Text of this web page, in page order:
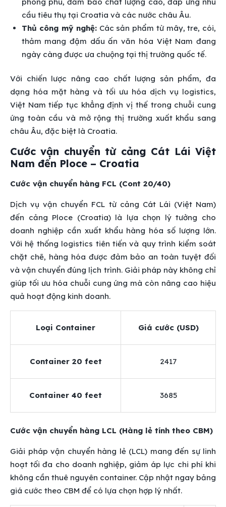
cầu tiêu thụ tại Croatia và các nước châu Âu.
Thủ công mỹ nghệ:Các sản phẩm từ mây, tre, cói,
thảm mang đậm dấu ấn văn hóa Việt Nam đang
ngày càng được ưa chuộng tại thị trường quốc tế.
Với chiến lược nâng cao chất lượng sản phẩm, đa
dạng hóa mặt hàng và tối ưu hóa dịch vụ logistics,
Việt Nam tiếp tục khẳng định vị thế trong chuỗi cung
ứng toàn cầu và mở rộng thị trường xuất khẩu sang
châu Âu, đặc biệt là Croatia.
Cước vận chuyển từ cảng Cát Lái Việt
Nam đến Ploce – Croatia
Cước vận chuyển hàng FCL (Cont 20/40)
Dịch vụ vận chuyển FCL từ cảng Cát Lái (Việt Nam)
đến cảng Ploce (Croatia) là lựa chọn lý tưởng cho
doanh nghiệp cần xuất khẩu hàng hóa số lượng lớn.
Với hệ thống logistics tiên tiến và quy trình kiểm soát
chặt chẽ, hàng hóa được đảm bảo an toàn tuyệt đối
và vận chuyển đúng lịch trình. Giải pháp này không chỉ
giúp tối ưu hóa chuỗi cung ứng mà còn nâng cao hiệu
quả hoạt động kinh doanh.
Loại Container Giá cước (USD)
Container 20 feet 2417
Container 40 feet 3685
Cước vận chuyển hàng LCL (Hàng lẻ tính theo CBM)
Giải pháp vận chuyển hàng lẻ (LCL) mang đến sự linh
hoạt tối đa cho doanh nghiệp, giảm áp lực chi phí khi
không cần thuê nguyên container. Cập nhật ngay bảng
giá cước theo CBM để có lựa chọn hợp lý nhất.